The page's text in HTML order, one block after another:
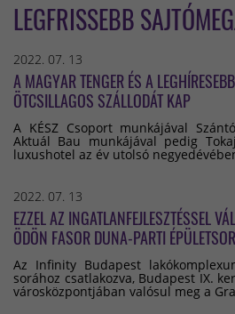
LEGFRISSEBB
2022. 07. 13
A MAGYAR TENGER ÉS A
ÖTCSILLAGOS SZÁLLODÁT KAP
A KÉSZ Csoport munkájával
Aktuál Bau munkájával pedig
luxushotel az év utolsó
2022. 07. 13
EZZEL AZ INGATLANFEJLESZTÉSSEL
ÖDÖN FASOR DUNA-PARTI
Az Infinity Budapest
sorához csatlakozva, Budapest IX.
városközpontjában valósul meg a